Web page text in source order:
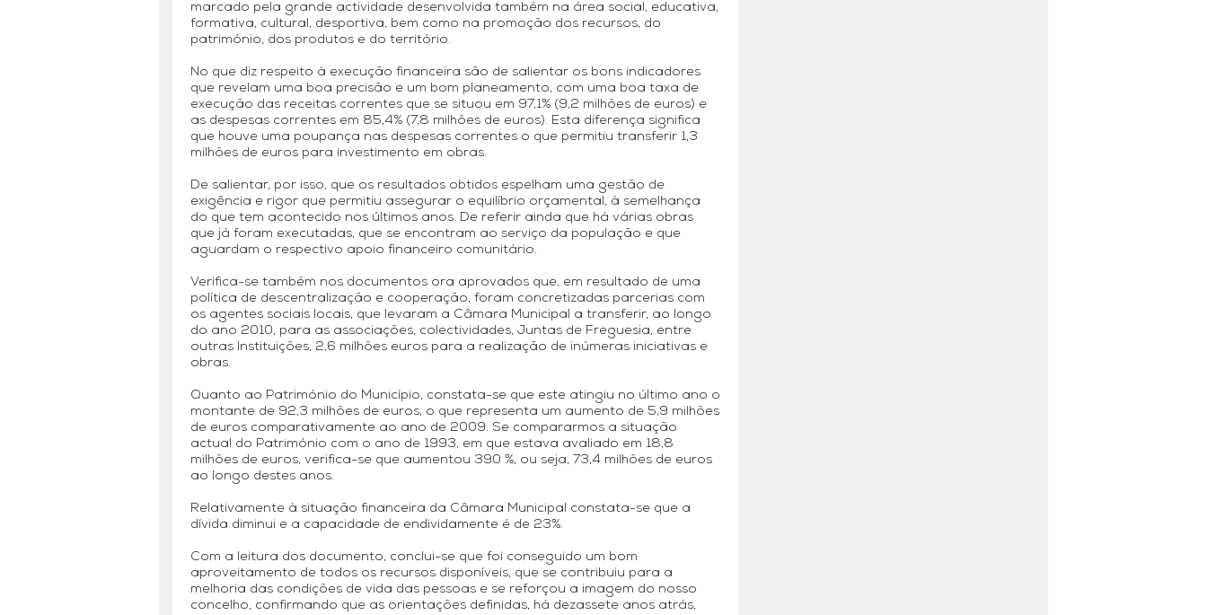
marcado pela grande actividade desenvolvida também na área social, educativa,
formativa, cultural, desportiva, bem como na promoção dos recursos, do
património, dos produtos e do território.
No que diz respeito à execução financeira são de salientar os bons indicadores
que revelam uma boa precisão e um bom planeamento, com uma boa taxa de
execução das receitas correntes que se situou em 97,1% (9,2 milhões de euros) e
as despesas correntes em 85,4% (7,8 milhões de euros). Esta diferença significa
que houve uma poupança nas despesas correntes o que permitiu transferir 1,3
milhões de euros para investimento em obras.
De salientar, por isso, que os resultados obtidos espelham uma gestão de
exigência e rigor que permitiu assegurar o equilíbrio orçamental, à semelhança
do que tem acontecido nos últimos anos. De referir ainda que há várias obras
que já foram executadas, que se encontram ao serviço da população e que
aguardam o respectivo apoio financeiro comunitário.
Verifica-se também nos documentos ora aprovados que, em resultado de uma
política de descentralização e cooperação, foram concretizadas parcerias com
os agentes sociais locais, que levaram a Câmara Municipal a transferir, ao longo
do ano 2010, para as associações, colectividades, Juntas de Freguesia, entre
outras Instituições, 2,6 milhões euros para a realização de inúmeras iniciativas e
obras.
Quanto ao Património do Município, constata-se que este atingiu no último ano o
montante de 92,3 milhões de euros, o que representa um aumento de 5,9 milhões
de euros comparativamente ao ano de 2009. Se compararmos a situação
actual do Património com o ano de 1993, em que estava avaliado em 18,8
milhões de euros, verifica-se que aumentou 390 %, ou seja, 73,4 milhões de euros
ao longo destes anos.
Relativamente à situação financeira da Câmara Municipal constata-se que a
dívida diminui e a capacidade de endividamente é de 23%.
Com a leitura dos documento, conclui-se que foi conseguido um bom
aproveitamento de todos os recursos disponíveis, que se contribuiu para a
melhoria das condições de vida das pessoas e se reforçou a imagem do nosso
concelho, confirmando que as orientações definidas, há dezassete anos atrás,